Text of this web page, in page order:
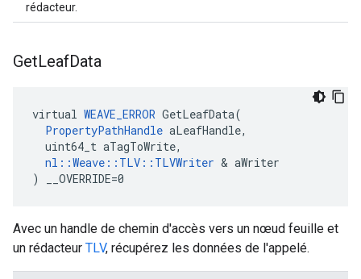
rédacteur.
GetLeafData
virtual WEAVE_ERROR GetLeafData(
PropertyPathHandle aLeafHandle,
  uint64_t aTagToWrite,
nl::Weave::TLV::TLVWriter & aWriter
) __OVERRIDE=0
Avec un handle de chemin d'accès vers un nœud feuille et
un rédacteur TLV, récupérez les données de l'appelé.